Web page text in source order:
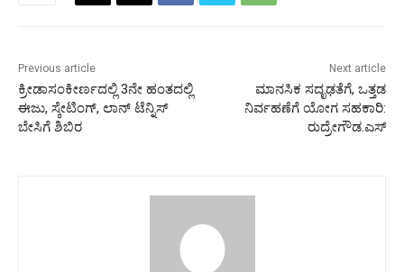
Previous article
ಕ್ರೀಡಾಸಂಕೀರ್ಣದಲ್ಲಿ 3ನೇ ಹಂತದಲ್ಲಿ
ಈಜು, ಸ್ಕೇಟಿಂಗ್, ಲಾನ್ ಟೆನ್ನಿಸ್
ಬೇಸಿಗೆ ಶಿಬಿರ
Next article
ಮಾನಸಿಕ ಸದೃಢತೆಗೆ, ಒತ್ತಡ
ನಿರ್ವಹಣೆಗೆ ಯೋಗ ಸಹಕಾರಿ:
ರುದ್ರೇಗೌಡ.ಎಸ್